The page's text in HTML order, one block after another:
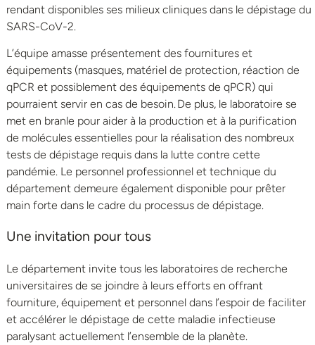
rendant disponibles ses milieux cliniques dans le dépistage du
SARS-CoV-2.
L’équipe amasse présentement des fournitures et
équipements (masques, matériel de protection, réaction de
qPCR et possiblement des équipements de qPCR) qui
pourraient servir en cas de besoin. De plus, le laboratoire se
met en branle pour aider à la production et à la purification
de molécules essentielles pour la réalisation des nombreux
tests de dépistage requis dans la lutte contre cette
pandémie. Le personnel professionnel et technique du
département demeure également disponible pour prêter
main forte dans le cadre du processus de dépistage.
Une invitation pour tous
Le département invite tous les laboratoires de recherche
universitaires de se joindre à leurs efforts en offrant
fourniture, équipement et personnel dans l’espoir de faciliter
et accélérer le dépistage de cette maladie infectieuse
paralysant actuellement l’ensemble de la planète.